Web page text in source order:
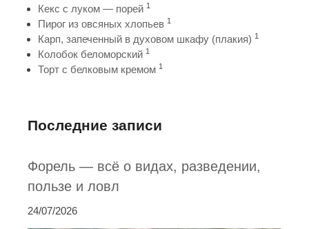
Кекс с луком — порей 1
Пирог из овсяных хлопьев 1
Карп, запеченный в духовом шкафу (плакия) 1
Колобок беломорский 1
Торт с белковым кремом 1
Последние записи
Форель — всё о видах, разведении,
пользе и ловл
24/07/2026